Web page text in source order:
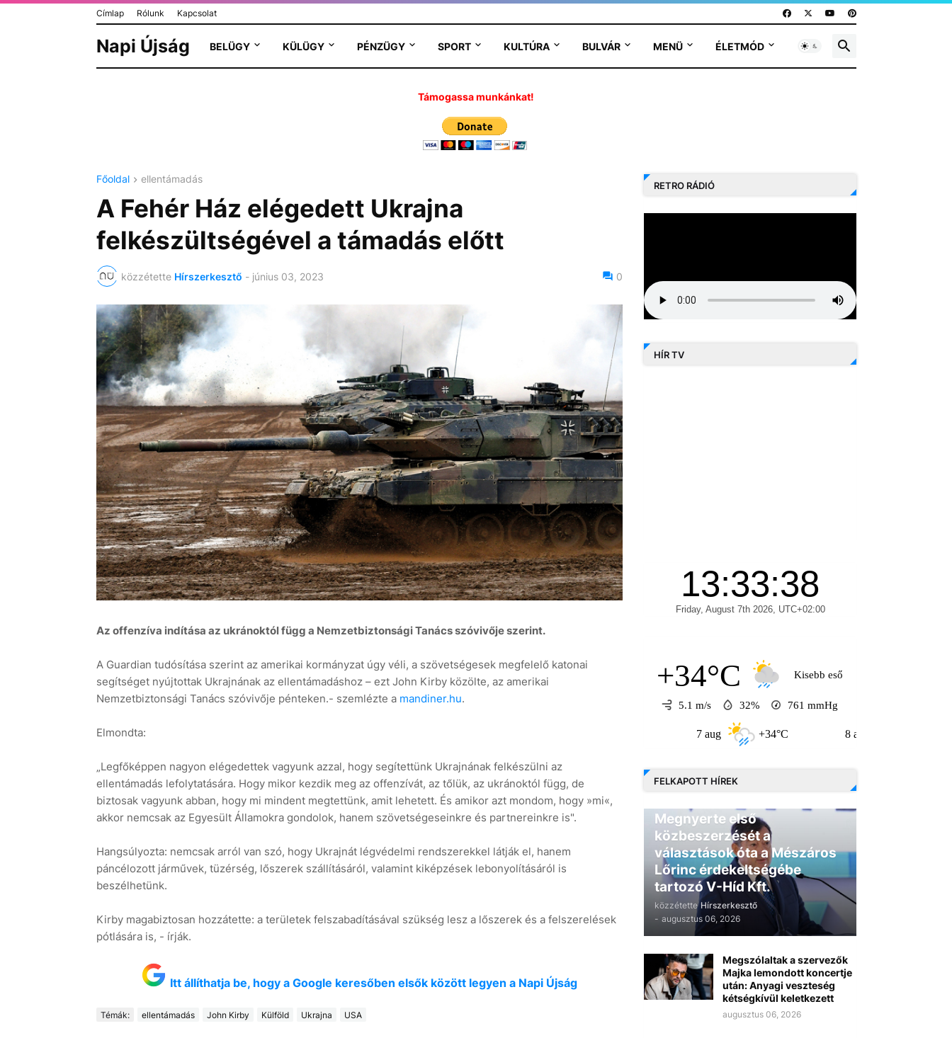
Címlap Rólunk Kapcsolat
Napi Újság BELÜGY KÜLÜGY PÉNZÜGY SPORT KULTÚRA BULVÁR MENÜ ÉLETMÓD
Támogassa munkánkat!
Főoldal ellentámadás
A Fehér Ház elégedett Ukrajna
felkészültségével a támadás előtt
közzétette Hírszerkesztő - június 03, 2023 0
Az offenzíva indítása az ukránoktól függ a Nemzetbiztonsági Tanács szóvivője szerint.
A Guardian tudósítása szerint az amerikai kormányzat úgy véli, a szövetségesek megfelelő katonai
segítséget nyújtottak Ukrajnának az ellentámadáshoz – ezt John Kirby közölte, az amerikai
Nemzetbiztonsági Tanács szóvivője pénteken.- szemlézte a mandiner.hu.
Elmondta:
„Legfőképpen nagyon elégedettek vagyunk azzal, hogy segítettünk Ukrajnának felkészülni az
ellentámadás lefolytatására. Hogy mikor kezdik meg az offenzívát, az tőlük, az ukránoktól függ, de
biztosak vagyunk abban, hogy mi mindent megtettünk, amit lehetett. És amikor azt mondom, hogy »mi«,
akkor nemcsak az Egyesült Államokra gondolok, hanem szövetségeseinkre és partnereinkre is".
Hangsúlyozta: nemcsak arról van szó, hogy Ukrajnát légvédelmi rendszerekkel látják el, hanem
páncélozott járművek, tüzérség, lőszerek szállításáról, valamint kiképzések lebonyolításáról is
beszélhetünk.
Kirby magabiztosan hozzátette: a területek felszabadításával szükség lesz a lőszerek és a felszerelések
pótlására is, - írják.
Itt állíthatja be, hogy a Google keresőben elsők között legyen a Napi Újság
Témák: ellentámadás John Kirby Külföld Ukrajna USA
RETRO RÁDIÓ
HÍR TV
+34°C Kisebb eső
5.1 m/s 32% 761 mmHg
+34°C
FELKAPOTT HÍREK
Megnyerte első
közbeszerzését a
választások óta a Mészáros
Lőrinc érdekeltségébe
tartozó V-Híd Kft.
közzétette Hírszerkesztő
- augusztus 06, 2026
Megszólaltak a szervezők
Majka lemondott koncertje
után: Anyagi veszteség
kétségkívül keletkezett
augusztus 06, 2026